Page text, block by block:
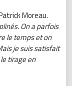
Moreau.
On a parfois
le temps et on
je suis satisfait
tirage en